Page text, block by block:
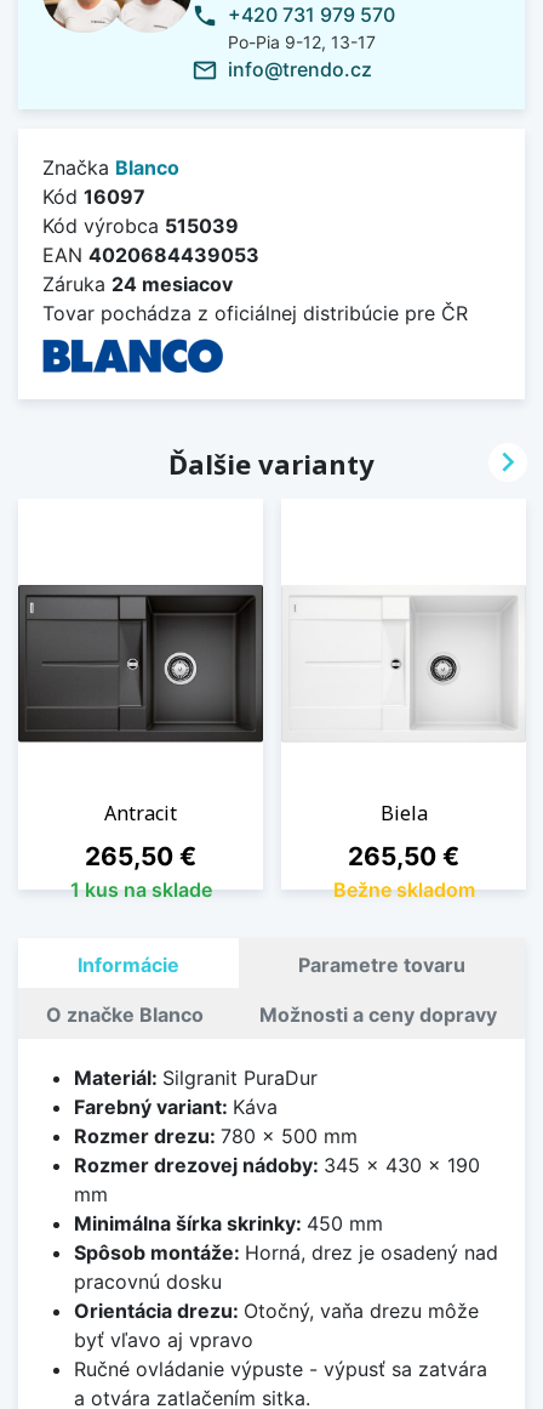
phone +420 731 979 570
Po-Pia 9-12, 13-17
mail_outline info@trendo.cz
Značka Blanco
Kód 16097
Kód výrobca 515039
EAN 4020684439053
Záruka 24 mesiacov
Tovar pochádza z oficiálnej distribúcie pre ČR
Ďalšie varianty
Antracit
Cena
265,50 €
1 kus na sklade
Biela
Cena
265,50 €
Bežne skladom

Informácie Parametre tovaru
O značke Blanco Možnosti a ceny dopravy
Materiál: Silgranit PuraDur
Farebný variant: Káva
Rozmer drezu: 780 x 500 mm
Rozmer drezovej nádoby: 345 x 430 x 190
mm
Minimálna šírka skrinky: 450 mm
Spôsob montáže: Horná, drez je osadený nad
pracovnú dosku
Orientácia drezu: Otočný, vaňa drezu môže
byť vľavo aj vpravo
Ručné ovládanie výpuste - výpusť sa zatvára
a otvára zatlačením sitka.